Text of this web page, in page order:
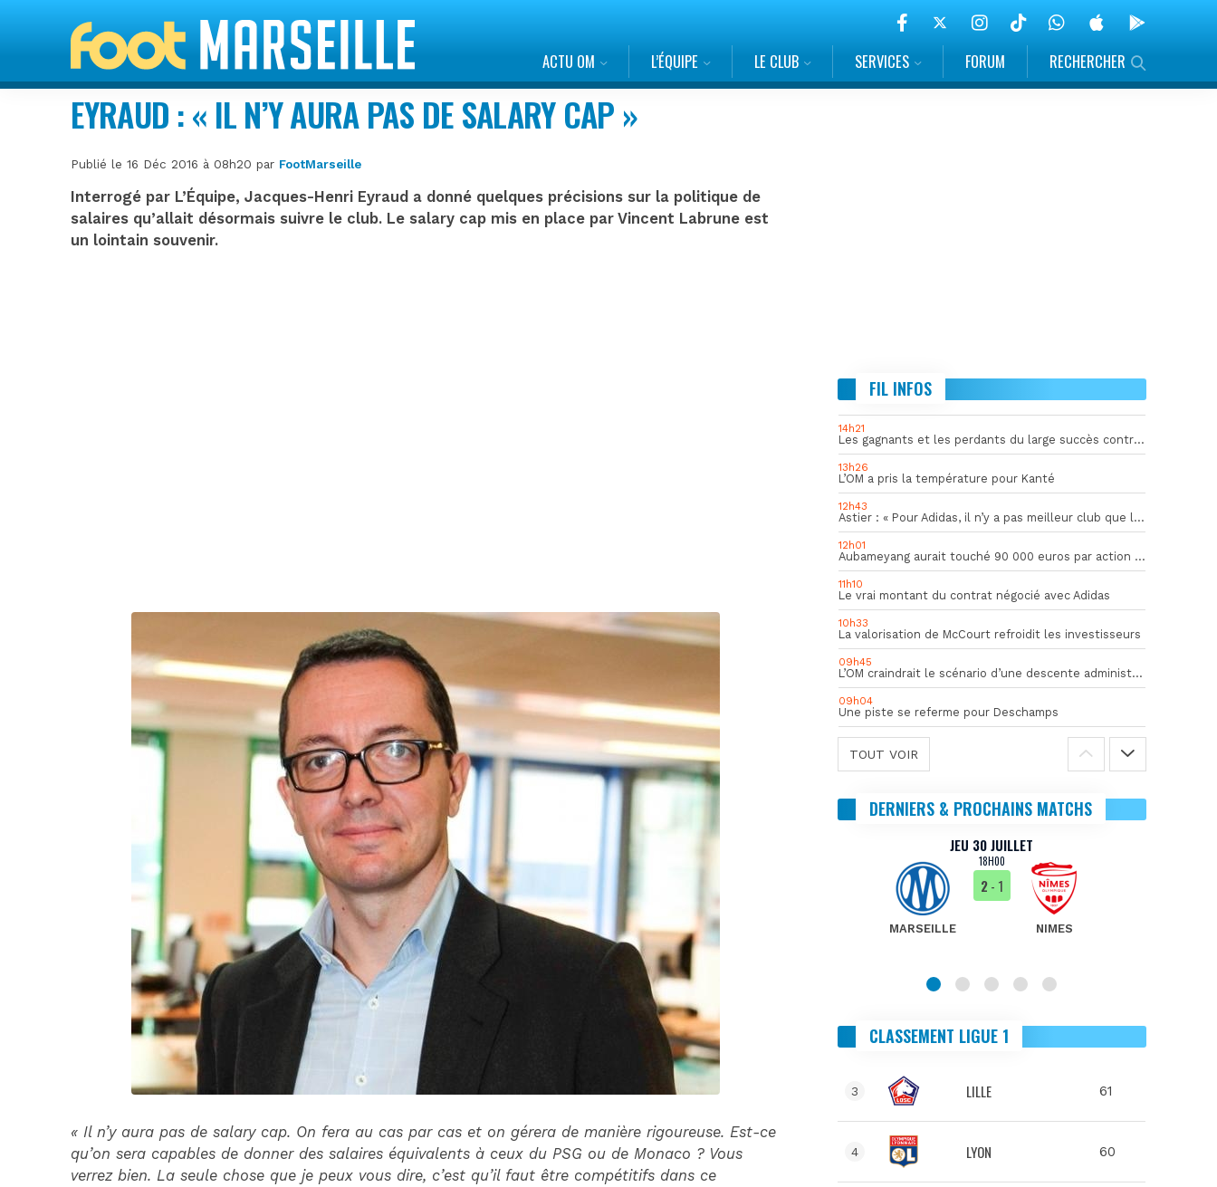
ACTU OM L’ÉQUIPE LE CLUB SERVICES FORUM RECHERCHER
EYRAUD : « IL N’Y AURA PAS DE SALARY CAP »
Publié le 16 Déc 2016 à 08h20 par FootMarseille
Interrogé par L’Équipe, Jacques-Henri Eyraud a donné quelques précisions sur la politique de
salaires qu’allait désormais suivre le club. Le salary cap mis en place par Vincent Labrune est
un lointain souvenir.
« Il n’y aura pas de salary cap. On fera au cas par cas et on gérera de manière rigoureuse. Est-ce
qu’on sera capables de donner des salaires équivalents à ceux du PSG ou de Monaco ? Vous
verrez bien. La seule chose que je peux vous dire, c’est qu’il faut être compétitifs dans ce
FIL INFOS
14h21
Les gagnants et les perdants du large succès contre Al Shahania
13h26
L’OM a pris la température pour Kanté
12h43
Astier : « Pour Adidas, il n’y a pas meilleur club que l’OM »
12h01
Aubameyang aurait touché 90 000 euros par action décisive
11h10
Le vrai montant du contrat négocié avec Adidas
10h33
La valorisation de McCourt refroidit les investisseurs
09h45
L’OM craindrait le scénario d’une descente administrative
09h04
Une piste se referme pour Deschamps
TOUT VOIR
DERNIERS & PROCHAINS MATCHS
MONACO MARSEILLE
JEU 30 JUILLET
18H00
MARSEILLE
2- 1
NIMES
CLASSEMENT LIGUE 1
3 LILLE 61
4 LYON 60